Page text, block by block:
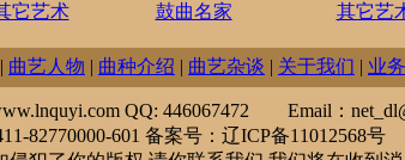
它艺术
鼓曲名家
其它艺
| 曲艺人物 | 曲种介绍 | 曲艺杂谈 | 关于我们 | 业
QQ: 446067472 Email：
82770000-601 备案号：辽ICP备11012568号